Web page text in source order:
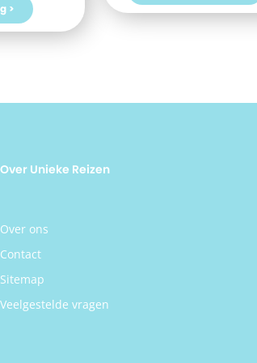
en is
je
>
Over Unieke Reizen
Over ons
Contact
Sitemap
Veelgestelde vragen